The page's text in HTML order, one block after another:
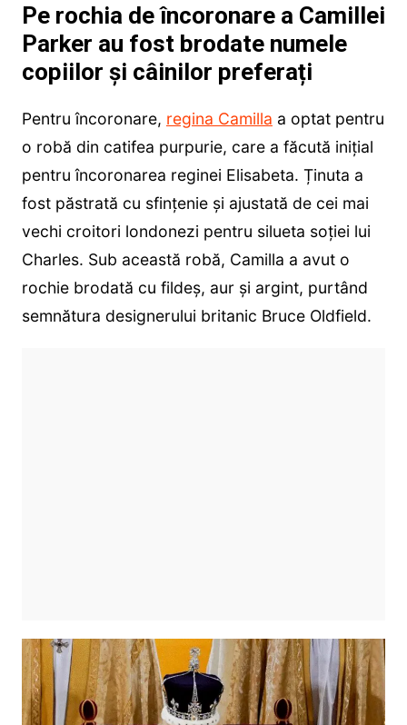
Pe rochia de încoronare a Camillei
Parker au fost brodate numele
copiilor și câinilor preferați
Pentru încoronare, regina Camilla a optat pentru
o robă din catifea purpurie, care a făcută inițial
pentru încoronarea reginei Elisabeta. Ținuta a
fost păstrată cu sfințenie și ajustată de cei mai
vechi croitori londonezi pentru silueta soției lui
Charles. Sub această robă, Camilla a avut o
rochie brodată cu fildeș, aur și argint, purtând
semnătura designerului britanic Bruce Oldfield.